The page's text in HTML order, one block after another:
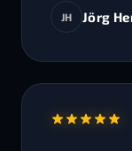
JH Jörg